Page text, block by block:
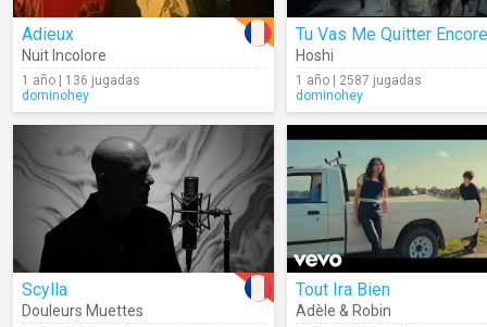
Adieux
Nuit Incolore
1 año | 136 jugadas
dominohey
Hoshi
1 año | 2587 jugadas
dominohey
Scylla
Douleurs Muettes
Tout Ira Bien
Adèle & Robin